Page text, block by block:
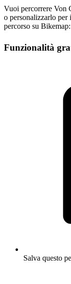
Vuoi percorrere Von
o personalizzarlo per
percorso su Bikemap:
Funzionalità
Salva questo